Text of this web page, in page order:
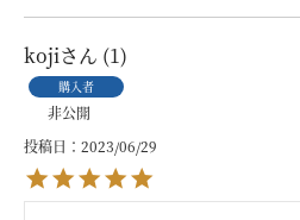
koji 1
購入者
非公開
投稿日
2023/06/29